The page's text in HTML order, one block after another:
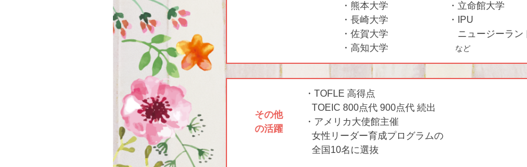
・熊本大学
・長崎大学
・佐賀大学
・高知大学
・立命館大学
・IPU
ニュージーラン
など
その他
の活躍
・TOFLE 高得点
TOEIC 800点代 900点代 続出
・アメリカ大使館主催
女性リーダー育成プログラムの
全国10名に選抜